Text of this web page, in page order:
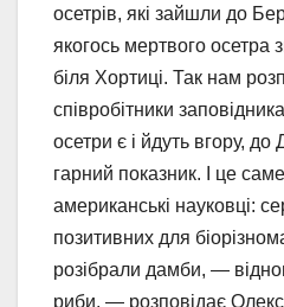
осетрів, які зайшли до
якогось мертвого осетра
біля Хортиці. Так нам
співробітники
осетри є і йдуть вгору,
гарний показник. І це
американські науковці:
позитивних для
розібрали дамби, —
риби, — розповідає